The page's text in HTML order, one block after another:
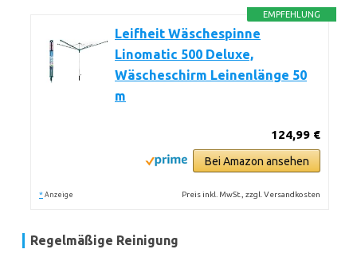
EMPFEHLUNG
Leifheit Wäschespinne
Linomatic 500 Deluxe,
Wäscheschirm Leinenlänge 50
m
124,99 €
Bei Amazon ansehen
* Anzeige Preis inkl. MwSt., zzgl. Versandkosten
Regelmäßige Reinigung